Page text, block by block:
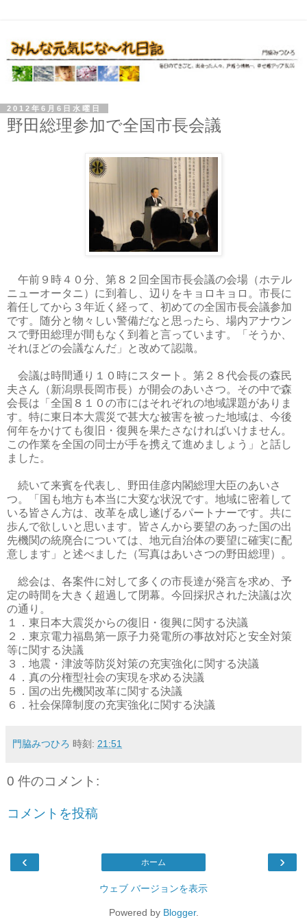
2012年6月6日水曜日
野田総理参加で全国市長会議
午前９時４０分、第８２回全国市長会議の会場（ホテル
ニューオータニ）に到着し、辺りをキョロキョロ。市長に
着任してから３年近く経って、初めての全国市長会議参加
です。随分と物々しい警備だなと思ったら、場内アナウン
スで野田総理が間もなく到着と言っています。「そうか、
それほどの会議なんだ」と改めて認識。
会議は時間通り１０時にスタート。第２８代会長の森民
夫さん（新潟県長岡市長）が開会のあいさつ。その中で森
会長は「全国８１０の市にはそれぞれの地域課題がありま
す。特に東日本大震災で甚大な被害を被った地域は、今後
何年をかけても復旧・復興を果たさなければいけません。
この作業を全国の同士が手を携えて進めましょう」と話し
ました。
続いて来賓を代表し、野田佳彦内閣総理大臣のあいさ
つ。「国も地方も本当に大変な状況です。地域に密着して
いる皆さん方は、改革を成し遂げるパートナーです。共に
歩んで欲しいと思います。皆さんから要望のあった国の出
先機関の統廃合については、地元自治体の要望に確実に配
意します」と述べました（写真はあいさつの野田総理）。
総会は、各案件に対して多くの市長達が発言を求め、予
定の時間を大きく超過して閉幕。今回採択された決議は次
の通り。
１．東日本大震災からの復旧・復興に関する決議
２．東京電力福島第一原子力発電所の事故対応と安全対策
等に関する決議
３．地震・津波等防災対策の充実強化に関する決議
４．真の分権型社会の実現を求める決議
５．国の出先機関改革に関する決議
６．社会保障制度の充実強化に関する決議
門脇みつひろ 時刻: 21:51
0 件のコメント:
コメントを投稿
‹ ›
ホーム
ウェブ バージョンを表示
Powered by Blogger.